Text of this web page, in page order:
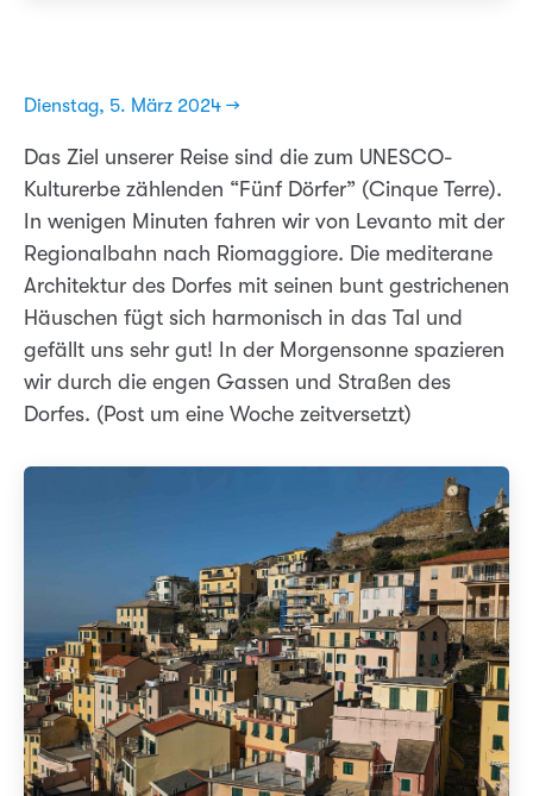
Dienstag, 5. März 2024 →
Das Ziel unserer Reise sind die zum UNESCO-
Kulturerbe zählenden “Fünf Dörfer” (Cinque Terre).
In wenigen Minuten fahren wir von Levanto mit der
Regionalbahn nach Riomaggiore. Die mediterane
Architektur des Dorfes mit seinen bunt gestrichenen
Häuschen fügt sich harmonisch in das Tal und
gefällt uns sehr gut! In der Morgensonne spazieren
wir durch die engen Gassen und Straßen des
Dorfes. (Post um eine Woche zeitversetzt)